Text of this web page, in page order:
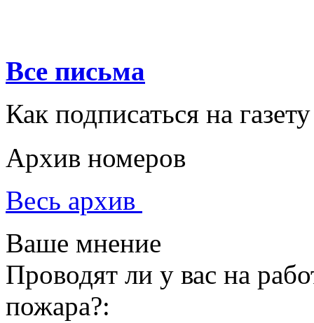
Все письма
Как подписаться на газету
Архив номеров
Весь архив
Ваше мнение
Проводят ли у вас на
пожара?: